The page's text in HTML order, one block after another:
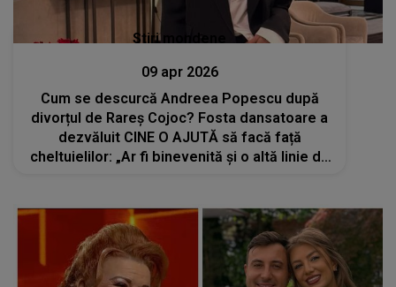
Stiri mondene
09 apr 2026
Cum se descurcă Andreea Popescu după
divorțul de Rareș Cojoc? Fosta dansatoare a
dezvăluit CINE O AJUTĂ să facă față
cheltuielilor: „Ar fi binevenită și o altă linie de